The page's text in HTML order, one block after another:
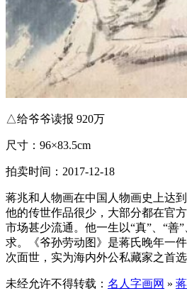
△给爷爷读报 920万
尺寸：96×83.5cm
拍卖时间：2017-12-18
蒋兆和人物画在中国人物画史上达
他的传世作品很少，大部分都在官
市场甚少流通。他一生以“真”、“善
求。《爷孙劳动图》是蒋氏晚年一
次面世，实为海内外公私藏家之首选
未经允许不得转载： 名人字画网 »